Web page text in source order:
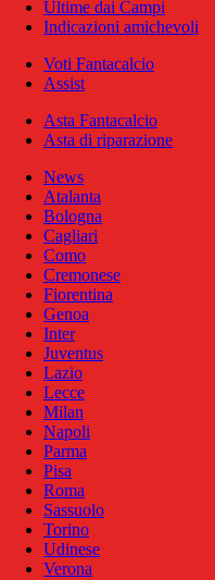
Ultime dai Campi
Indicazioni amichevoli
Voti Fantacalcio
Assist
Asta Fantacalcio
Asta di riparazione
News
Atalanta
Bologna
Cagliari
Como
Cremonese
Fiorentina
Genoa
Inter
Juventus
Lazio
Lecce
Milan
Napoli
Parma
Pisa
Roma
Sassuolo
Torino
Udinese
Verona